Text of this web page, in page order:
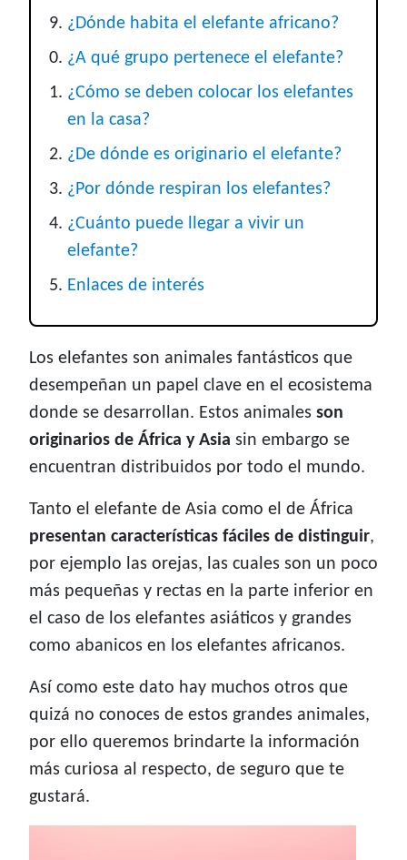
¿Dónde habita el elefante africano?
¿A qué grupo pertenece el elefante?
¿Cómo se deben colocar los elefantes
en la casa?
¿De dónde es originario el elefante?
¿Por dónde respiran los elefantes?
¿Cuánto puede llegar a vivir un
elefante?
Enlaces de interés
Los elefantes son animales fantásticos que
desempeñan un papel clave en el ecosistema
donde se desarrollan. Estos animales son
originarios de África y Asia sin embargo se
encuentran distribuidos por todo el mundo.
Tanto el elefante de Asia como el de África
presentan características fáciles de distinguir,
por ejemplo las orejas, las cuales son un poco
más pequeñas y rectas en la parte inferior en
el caso de los elefantes asiáticos y grandes
como abanicos en los elefantes africanos.
Así como este dato hay muchos otros que
quizá no conoces de estos grandes animales,
por ello queremos brindarte la información
más curiosa al respecto, de seguro que te
gustará.